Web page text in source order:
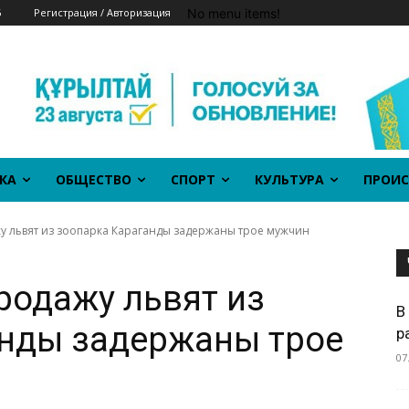
Регистрация / Авторизация No menu items!
ОБЩЕСТВО СПОРТ КУЛЬТУРА
львят из зоопарка Караганды задержаны трое мужчин
львят из
задержаны трое
В